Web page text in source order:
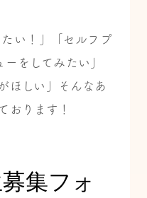
い！」「セルフプ
ーをしてみたい」
ほしい」そんなあ
おります！